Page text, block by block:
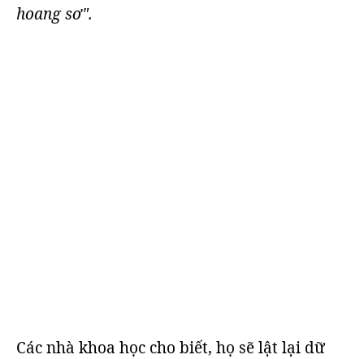
hoang sơ".
Các nhà khoa học cho biết, họ sẽ lật lại dữ